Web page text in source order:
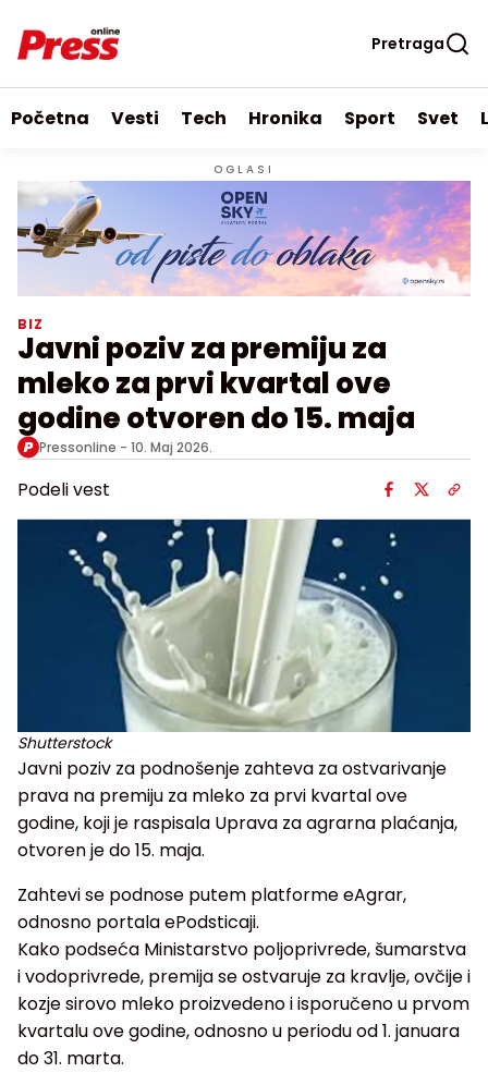
Pretraga
Početna Vesti Tech Hronika Sport Svet
OGLASI
BIZ
Javni poziv za premiju za
mleko za prvi kvartal ove
godine otvoren do 15. maja
Pressonline - 10. Maj 2026.
Podeli vest
Shutterstock
Javni poziv za podnošenje zahteva za ostvarivanje
prava na premiju za mleko za prvi kvartal ove
godine, koji je raspisala Uprava za agrarna plaćanja,
otvoren je do 15. maja.
Zahtevi se podnose putem platforme eAgrar,
odnosno portala ePodsticaji.
Kako podseća Ministarstvo poljoprivrede, šumarstva
i vodoprivrede, premija se ostvaruje za kravlje, ovčije i
kozje sirovo mleko proizvedeno i isporučeno u prvom
kvartalu ove godine, odnosno u periodu od 1. januara
do 31. marta.